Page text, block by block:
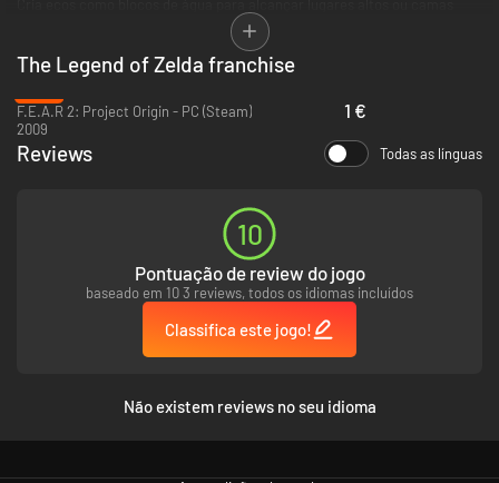
velhas para levantar pontes, arremessa pedras aos inimigos ou combina
os ecos de forma criativa para fazer as coisas à tua maneira. Podes até
criar ecos de monstros para que te deem uma mãozinha nos combates!
The Legend of Zelda franchise
F.E.A.R 2: Project Origin - PC (Steam)
2009
1 €
Reviews Todas as línguas
10
Pontuação de review do jogo
baseado em 10 3 reviews, todos os idiomas incluídos
Classifica este jogo!
Não existem reviews no seu idioma